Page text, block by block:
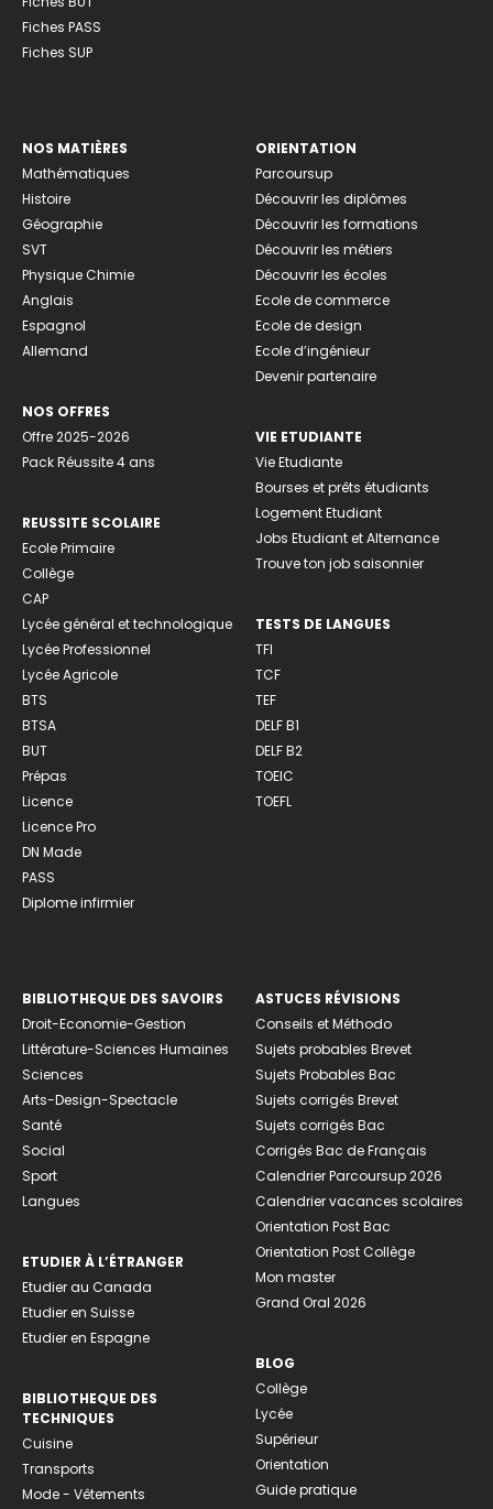
Fiches PASS
Fiches SUP
NOS MATIÈRES
Mathématiques
Histoire
Géographie
SVT
Physique Chimie
Anglais
Espagnol
Allemand
NOS OFFRES
Offre 2025-2026
Pack Réussite 4 ans
REUSSITE SCOLAIRE
Ecole Primaire
Collège
CAP
Lycée général et technologique
Lycée Professionnel
Lycée Agricole
BTS
BTSA
BUT
Prépas
Licence
Licence Pro
DN Made
PASS
Diplome infirmier
ORIENTATION
Parcoursup
Découvrir les diplômes
Découvrir les formations
Découvrir les métiers
Découvrir les écoles
Ecole de commerce
Ecole de design
Ecole d’ingénieur
Devenir partenaire
VIE ETUDIANTE
Vie Etudiante
Bourses et prêts étudiants
Logement Etudiant
Jobs Etudiant et Alternance
Trouve ton job saisonnier
TESTS DE LANGUES
TFI
TCF
TEF
DELF B1
DELF B2
TOEIC
TOEFL
BIBLIOTHEQUE DES SAVOIRS
Droit-Economie-Gestion
Littérature-Sciences Humaines
Sciences
Arts-Design-Spectacle
Santé
Social
Sport
Langues
ETUDIER À L’ÉTRANGER
Etudier au Canada
Etudier en Suisse
Etudier en Espagne
BIBLIOTHEQUE DES
TECHNIQUES
Cuisine
Transports
Mode - Vêtements
ASTUCES RÉVISIONS
Conseils et Méthodo
Sujets probables Brevet
Sujets Probables Bac
Sujets corrigés Brevet
Sujets corrigés Bac
Corrigés Bac de Français
Calendrier Parcoursup 2026
Calendrier vacances scolaires
Orientation Post Bac
Orientation Post Collège
Mon master
Grand Oral 2026
BLOG
Collège
Lycée
Supérieur
Orientation
Guide pratique